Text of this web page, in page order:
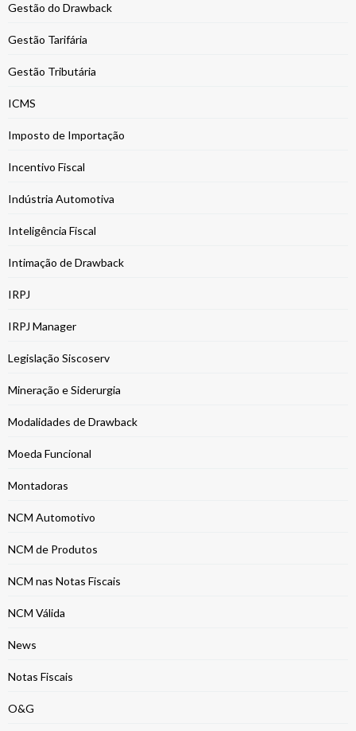
Gestão do Drawback
Gestão Tarifária
Gestão Tributária
ICMS
Imposto de Importação
Incentivo Fiscal
Indústria Automotiva
Inteligência Fiscal
Intimação de Drawback
IRPJ
IRPJ Manager
Legislação Siscoserv
Mineração e Siderurgia
Modalidades de Drawback
Moeda Funcional
Montadoras
NCM Automotivo
NCM de Produtos
NCM nas Notas Fiscais
NCM Válida
News
Notas Fiscais
O&G